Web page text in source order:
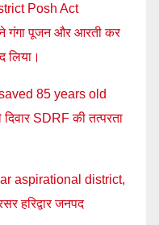
Posh Act
गंगा पूजन और आरती कर
लिया।
85 years old
दिवार SDRF की तत्परता
aspirational district,
हरिद्वार जनपद